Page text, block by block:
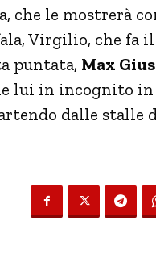
che le mostrerà
Virgilio, che fa
puntata, Max
lui in incognito
dalle stalle